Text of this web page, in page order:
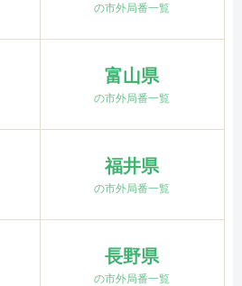
の市外局番一覧
富山県
の市外局番一覧
福井県
の市外局番一覧
長野県
の市外局番一覧